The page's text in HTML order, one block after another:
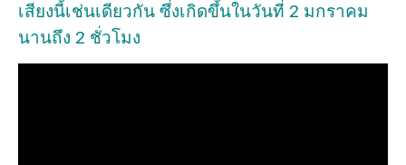
เสียงนี้เช่นเดียวกัน ซึ่งเกิดขึ้นในวันที่ 2 มกราคม
นานถึง 2 ชั่วโมง